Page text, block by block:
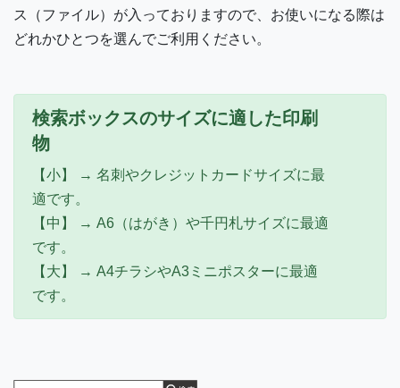
ス（ファイル）が入っておりますので、お使いになる際は
どれかひとつを選んでご利用ください。
検索ボックスのサイズに適した印刷
物
【小】 → 名刺やクレジットカードサイズに最
適です。
【中】 → A6（はがき）や千円札サイズに最適
です。
【大】 → A4チラシやA3ミニポスターに最適
です。